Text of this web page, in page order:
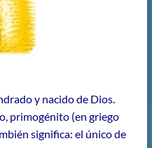
y nacido de Dios.
primogénito (en griego
significa: el único de